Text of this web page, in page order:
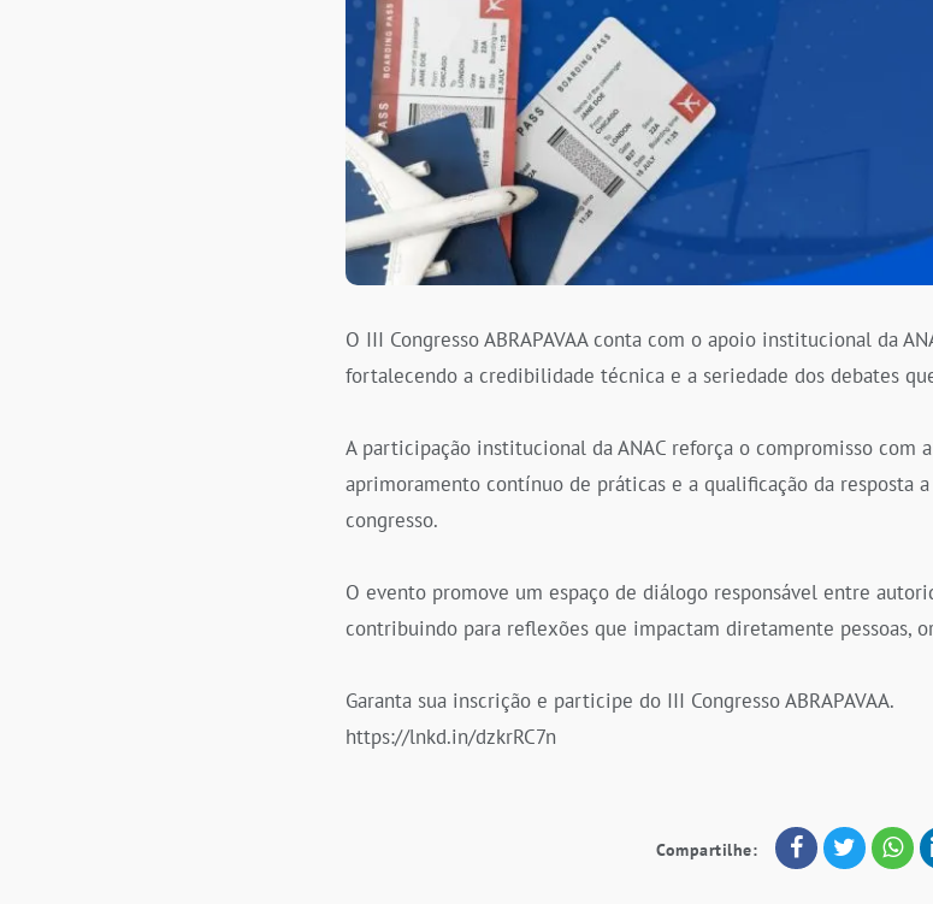
O III Congresso ABRAPAVAA conta com o apoio institucional da
fortalecendo a credibilidade técnica e a seriedade dos debates
A participação institucional da ANAC reforça o compromisso com
aprimoramento contínuo de práticas e a qualificação da resposta
congresso.
O evento promove um espaço de diálogo responsável entre
contribuindo para reflexões que impactam diretamente pessoas,
Garanta sua inscrição e participe do III Congresso ABRAPAVAA.
https://lnkd.in/dzkrRC7n
Compartilhe: